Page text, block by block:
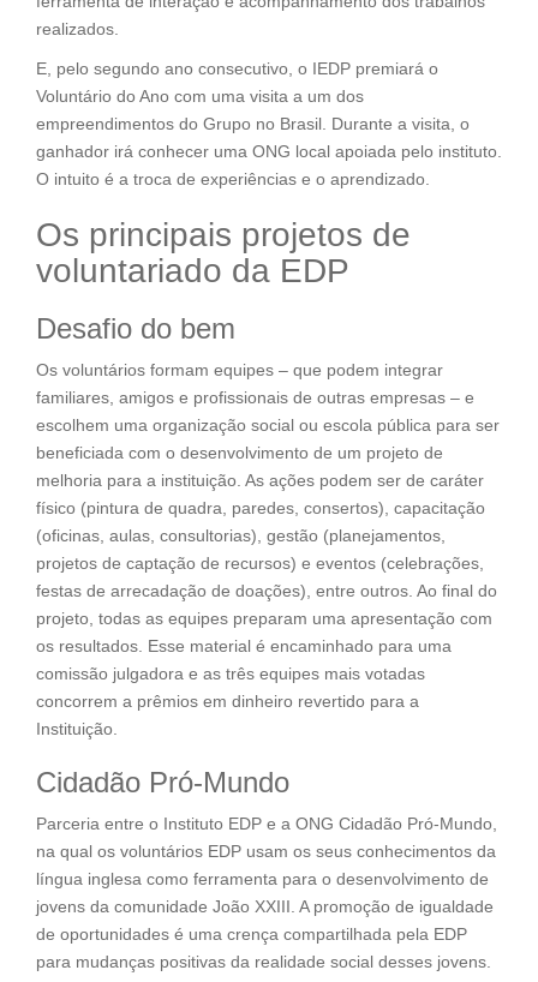
realizados.
E, pelo segundo ano consecutivo, o IEDP premiará o
Voluntário do Ano com uma visita a um dos
empreendimentos do Grupo no Brasil. Durante a visita, o
ganhador irá conhecer uma ONG local apoiada pelo instituto.
O intuito é a troca de experiências e o aprendizado.
Os principais projetos de
voluntariado da EDP
Desafio do bem
Os voluntários formam equipes – que podem integrar
familiares, amigos e profissionais de outras empresas – e
escolhem uma organização social ou escola pública para ser
beneficiada com o desenvolvimento de um projeto de
melhoria para a instituição. As ações podem ser de caráter
físico (pintura de quadra, paredes, consertos), capacitação
(oficinas, aulas, consultorias), gestão (planejamentos,
projetos de captação de recursos) e eventos (celebrações,
festas de arrecadação de doações), entre outros. Ao final do
projeto, todas as equipes preparam uma apresentação com
os resultados. Esse material é encaminhado para uma
comissão julgadora e as três equipes mais votadas
concorrem a prêmios em dinheiro revertido para a
Instituição.
Cidadão Pró-Mundo
Parceria entre o Instituto EDP e a ONG Cidadão Pró-Mundo,
na qual os voluntários EDP usam os seus conhecimentos da
língua inglesa como ferramenta para o desenvolvimento de
jovens da comunidade João XXIII. A promoção de igualdade
de oportunidades é uma crença compartilhada pela EDP
para mudanças positivas da realidade social desses jovens.